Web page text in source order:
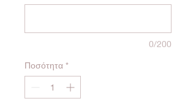
0/200
Ποσότητα *